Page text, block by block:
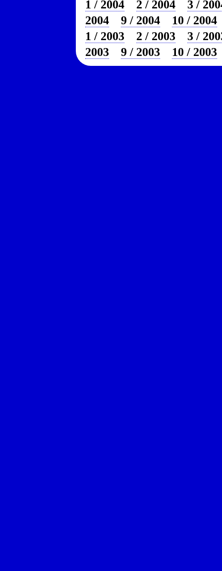
1 / 2004 2 / 2004
3 /
2004
9 / 2004
10 / 2004
1 / 2003
2 / 2003
3 /
2003
9 / 2003 10 / 2003